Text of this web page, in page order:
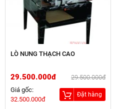
LÒ NUNG THẠCH CAO
29.500.000đ
29.500.000đ
Giá gốc:
32.500.000đ
Đặt hàng